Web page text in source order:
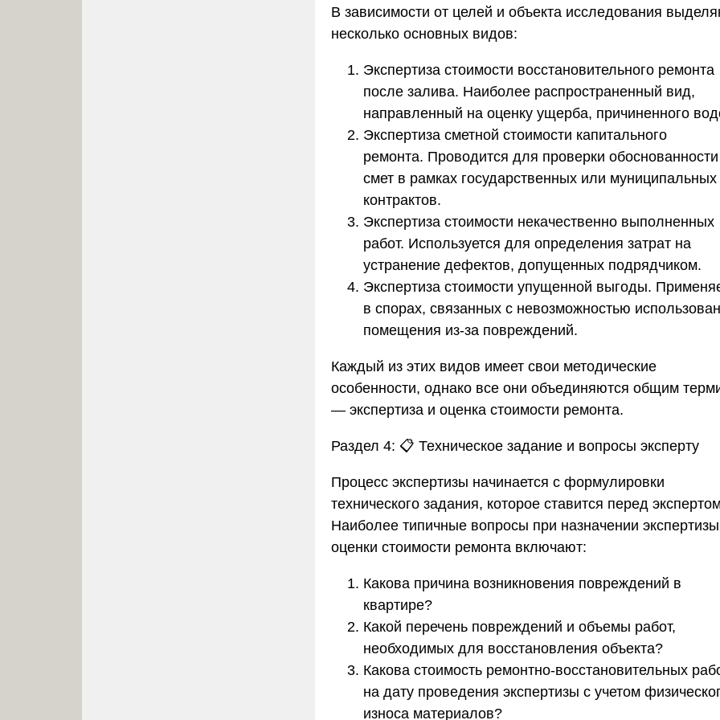
В зависимости от целей и объекта исследования
несколько основных видов:
Экспертиза стоимости восстановительного ремонта
после залива. Наиболее распространенный вид,
направленный на оценку ущерба, причиненного
Экспертиза сметной стоимости капитального
ремонта. Проводится для проверки обоснованности
смет в рамках государственных или муниципальных
контрактов.
Экспертиза стоимости некачественно выполненных
работ. Используется для определения затрат на
устранение дефектов, допущенных подрядчиком.
Экспертиза стоимости упущенной выгоды.
в спорах, связанных с невозможностью
помещения из-за повреждений.
Каждый из этих видов имеет свои методические
особенности, однако все они объединяются общим
— экспертиза и оценка стоимости ремонта.
Раздел 4: 📋 Техническое задание и вопросы эксперту
Процесс экспертизы начинается с формулировки
технического задания, которое ставится перед
Наиболее типичные вопросы при назначении
оценки стоимости ремонта включают:
Какова причина возникновения повреждений в
квартире?
Какой перечень повреждений и объемы работ,
необходимых для восстановления объекта?
Какова стоимость ремонтно-восстановительных
на дату проведения экспертизы с учетом
износа материалов?